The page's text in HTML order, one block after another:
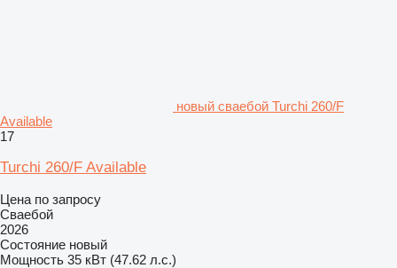
новый сваебой Turchi 260/F
Available
17
Turchi 260/F Available
Цена по запросу
Сваебой
2026
Состояние новый
Мощность 35 кВт (47.62 л.с.)